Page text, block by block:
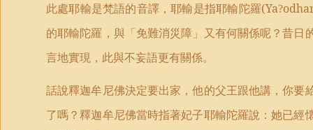
此處耶輸是梵語的音譯，耶輸是指耶輸陀羅(Ya?
的耶輸陀羅，與「免難消災障」又有何關係呢？昔
言地實現，此與不妄語更有關係。
話說釋迦牟尼佛決定要出家，他的父王跟他講，你
了嗎？釋迦牟尼佛當時指著妃子耶輸陀羅說：她已